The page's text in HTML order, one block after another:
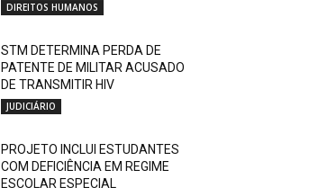
DIREITOS HUMANOS
STM DETERMINA PERDA DE
PATENTE DE MILITAR ACUSADO
DE TRANSMITIR HIV
JUDICIÁRIO
PROJETO INCLUI ESTUDANTES
COM DEFICIÊNCIA EM REGIME
ESCOLAR ESPECIAL